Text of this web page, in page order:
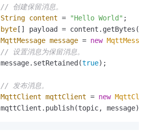
// 创建保留消息。
String content = "Hello World"
byte
MqttMessage message = new
// 设置消息为保留消息。
message.setRetained(true);
// 发布消息。
MqttClient mqttClient = new
mqttClient.publish(topic, message);